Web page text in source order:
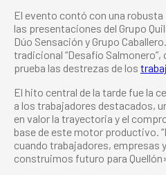
El evento contó con una
las presentaciones del Grupo
Dúo Sensación y Grupo
tradicional “Desafío
prueba las destrezas de los
El hito central de la tarde fue la
a los trabajadores destacados,
en valor la trayectoria y el
base de este motor productivo.
cuando trabajadores, empresas
construimos futuro para